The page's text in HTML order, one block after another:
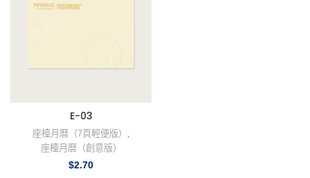
E-03
座檯月曆（7頁輕便版） ,
座檯月曆（創意版）
$2.70